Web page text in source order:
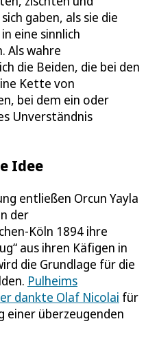
gaben, als sie die
eine sinnlich
Als wahre
die Beiden, die bei den
Kette von
bei dem ein oder
Unverständnis
Idee
entließen Orcun Yayla
der
Köln 1894 ihre
aus ihren Käfigen in
die Grundlage für die
Pulheims
dankte Olaf Nicolai für
einer überzeugenden